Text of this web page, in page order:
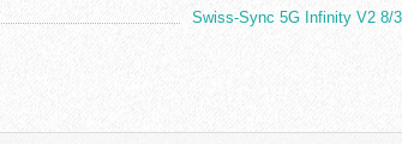
Swiss-Sync 5G Infinity V2 8/